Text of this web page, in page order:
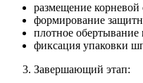
размещение
формирование
плотное обертывание
фиксация упаковки
Завершающий этап: